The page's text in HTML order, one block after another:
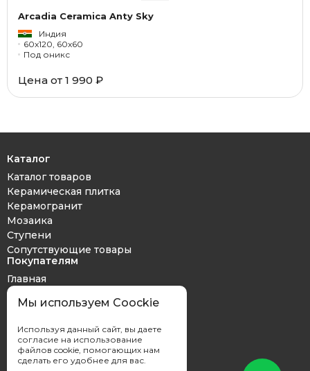
Arcadia Ceramica Anty Sky
Индия
60x120, 60x60
Под оникс
Цена от 1 990 ₽
Каталог
Каталог товаров
Керамическая плитка
Керамогранит
Мозаика
Ступени
Сопутствующие товары
Покупателям
Главная
Дизайн проект
Оплата и доставка
Контакты
Мы используем Coockie
Используя данный сайт, вы даете
согласие на использование
файлов cookie, помогающих нам
сделать его удобнее для вас.